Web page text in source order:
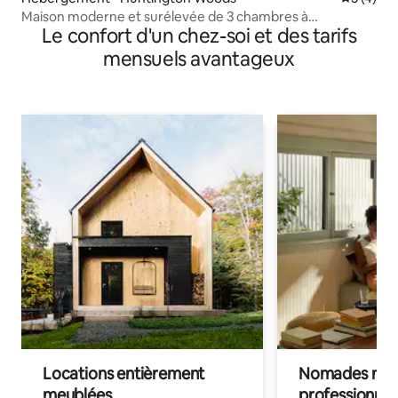
Maison moderne et surélevée de 3 chambres à
Huntington Woods
Le confort d'un chez-soi et des tarifs
mensuels avantageux
Locations entièrement
Nomades